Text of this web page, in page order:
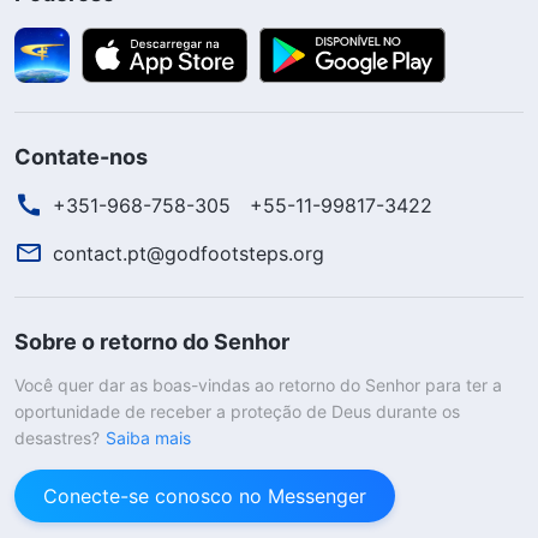
Contate-nos
+351-968-758-305
+55-11-99817-3422
contact.pt@godfootsteps.org
Sobre o retorno do Senhor
Você quer dar as boas-vindas ao retorno do Senhor para ter a
oportunidade de receber a proteção de Deus durante os
desastres? Saiba mais
Conecte-se conosco no Messenger